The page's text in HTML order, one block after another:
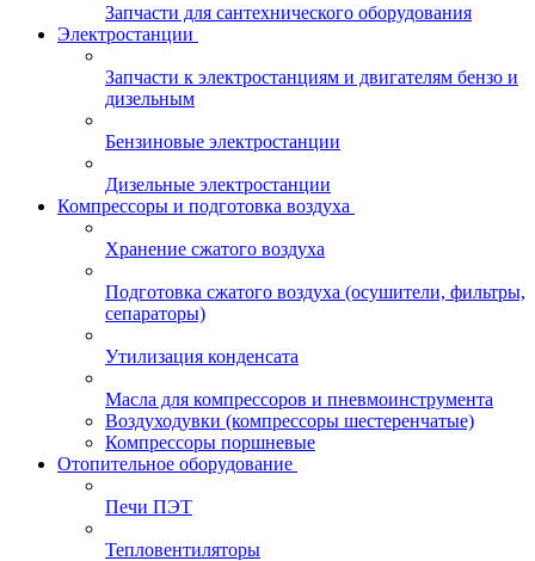
Запчасти для сантехнического оборудования
Электростанции
Запчасти к электростанциям и двигателям бензо и
дизельным
Бензиновые электростанции
Дизельные электростанции
Компрессоры и подготовка воздуха
Хранение сжатого воздуха
Подготовка сжатого воздуха (осушители, фильтры,
сепараторы)
Утилизация конденсата
Масла для компрессоров и пневмоинструмента
Воздуходувки (компрессоры шестеренчатые)
Компрессоры поршневые
Отопительное оборудование
Печи ПЭТ
Тепловентиляторы